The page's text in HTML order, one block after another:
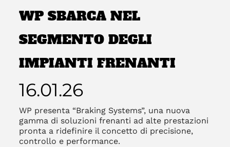
WP SBARCA NEL
SEGMENTO DEGLI
IMPIANTI FRENANTI
16.01.26
WP presenta “Braking Systems”, una nuova
gamma di soluzioni frenanti ad alte prestazioni
pronta a ridefinire il concetto di precisione,
controllo e performance.